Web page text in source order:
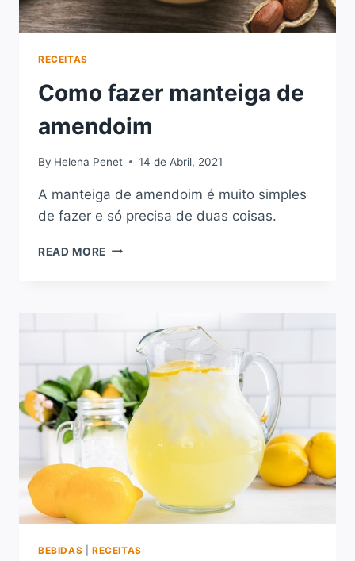
RECEITAS
Como fazer manteiga de
amendoim
By Helena Penet 14 de Abril, 2021
A manteiga de amendoim é muito simples
de fazer e só precisa de duas coisas.
READ MORE COMO
BEBIDAS RECEITAS